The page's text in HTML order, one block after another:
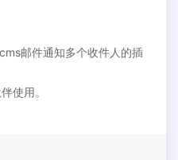
邮件通知多个收件人的插
使用。